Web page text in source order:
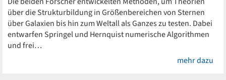
über die Strukturbildung in Größenbereichen von Sternen
über Galaxien bis hin zum Weltall als Ganzes zu testen. Dabei
entwarfen Springel und Hernquist numerische Algorithmen
und frei…
mehr dazu